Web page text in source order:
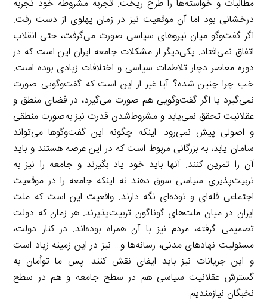
مطالبات و خواسته‌ها را طرح ریخت. تجربه مشروطه خود تجربه
درخشانی بود اما آن موقعیت نیز در زمان پهلوی از دست رفت.
اگر گفت‌وگو میان نیروهای سیاسی صورت می‌گرفت، حتی انقلاب
اتفاق نمی‌افتاد. یکی‌دیگر از مشکلات جامعه ایران این است که در
دوره معاصر دچار تلاطمات سیاسی و اختلافات زیادی بوده است.
خب چرا چنین شده؟ آیا غیر از این است که گفت‌وگویی صورت
نمی‌گیرد یا اگر گفت‌وگویی هم صورت می‌گیرد، در فضای منطق و
عقلانیت تحقق نمی‌یابد و مشروط‌شدن قدرت نیز به‌صورت منطقی
و اصولی پیش نمی‌رود. اینکه چگونه این گفت‌وگوها می‌تواند
سامان یابد، به بزرگانی مربوط است که در این عرصه هستند و باید
آن را تمرین کنند. آنها باید خود یاد بگیرند و جامعه را نیز به
تربیت‌پذیری سیاسی سوق دهند نه اینکه جامعه را در موقعیت
اجتماعی فله‌ای و توده‌ای نگه دارند. واقعیت این است که ملت
ایران در میان ملت‌های گوناگون تربیت‌پذیرند. هر زمان که دولت
تصمیمی گرفته، مردم نیز با آن همراه بوده‌اند. در کنار دولت،
مسئولیت نهادهای مدنی، رسانه‌ها و… نیز در این زمینه زیاد است
و این جریانات نیز باید ایفای نقش کنند. پس ما توأمان به
گسترش عقلانیت سیاسی هم در سطح جامعه و هم در سطح
نخبگان نیازمندیم.